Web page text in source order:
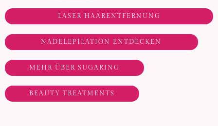
LASER HAARENTFERNUNG
NADELEPILATION ENTDECKEN
MEHR ÜBER SUGARING
BEAUTY TREATMENTS